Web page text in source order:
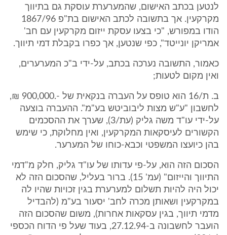
לנטען בכתב האישום, שהמערערת עוסקת גם בתיווך
מקרקעין. אך בתשובה לכתב האישום בת"פ 1867/96
הודו במפורש, "כי בצעו עסקת ייזום מקרקעין עם חב'
אמריקן יונייטד", כפי שנטען, אך כפרו בקבלת דמי תיווך.
כאמור, התשובה נערכה בכתב, על-ידי ב"כ המערערים,
ואין מקום לטעות;
ב. ת/16 הוא טופס על העברה בנקאית של -.900,000 ₪,
לחשבון "ע"ש מצות ליבוביטש בע"מ". ההעברה בוצעה
על-ידי עו"ד משה גליק (עת/3), שערך את ההסכמים
הקשורים לעיסקאות המקרקעין, ואין מחלוקת, כי שימש
בהן כיועצו המשפטי וכבא-כוחו של המערער.
הסכום הזה הוא, על-פי עדותו של עו"ד גליק, חלק מ"דמי
התיווך והייזום" (עמ' 15). ברור בעליל, שהסכום הזה לא
יכול היה להיות תשלום למערערת בגין זכויות שהיו לה
במקרקעין ושאותן מכרה לחב' יסעור בע"מ (להבדיל
מדמי תיווך, בגין עסקאות אחרות), משום שהסכום הזה
הועבר לחשבונה ב-27.12.94, בעוד שעל פי הדוח הכספי